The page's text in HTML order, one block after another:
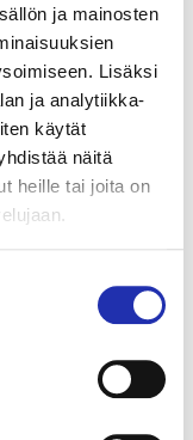
ja mainosten
Lisäksi
ja analytiikka-
käytät
näitä
heille tai joita on
taikuutta
kaikenikäisille